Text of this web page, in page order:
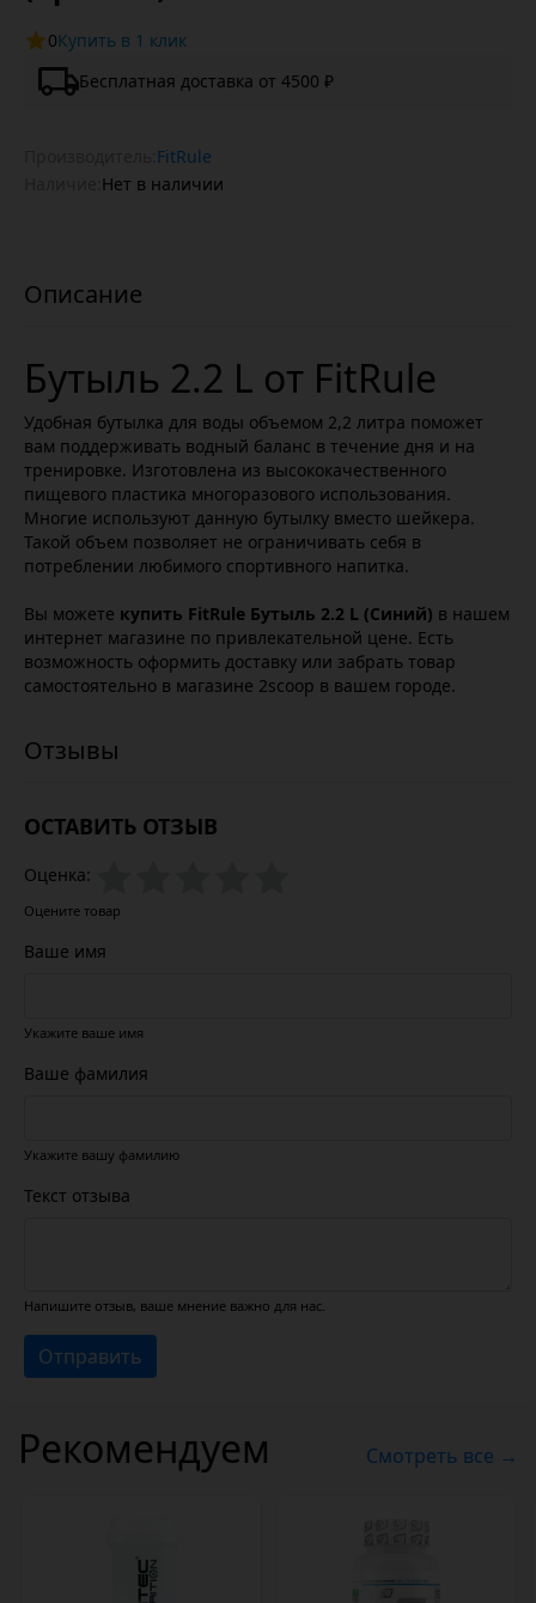
0
Купить в 1 клик
Бесплатная доставка от 4500 ₽
FitRule
Нет в наличии
Бутыль 2.2 L от FitRule
Удобная бутылка для воды объемом 2,2 литра поможет
вам поддерживать водный баланс в течение дня и на
тренировке. Изготовлена из высококачественного
пищевого пластика многоразового использования.
Многие используют данную бутылку вместо шейкера.
Такой объем позволяет не ограничивать себя в
потреблении любимого спортивного напитка.
Вы можете купить FitRule Бутыль 2.2 L (Синий) в нашем
интернет магазине по привлекательной цене. Есть
возможность оформить доставку или забрать товар
самостоятельно в магазине 2scoop в вашем городе.
ОСТАВИТЬ ОТЗЫВ
Оценка:
Оцените товар
Ваше имя
Укажите ваше имя
Ваше фамилия
Укажите вашу фамилию
Текст отзыва
Напишите отзыв, ваше мнение важно для нас.
Отправить
Рекомендуем Смотреть все →